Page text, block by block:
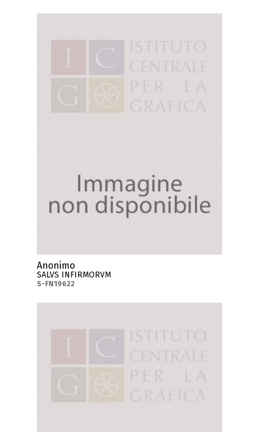
Anonimo
SALVS INFIRMORVM
S-FN19622